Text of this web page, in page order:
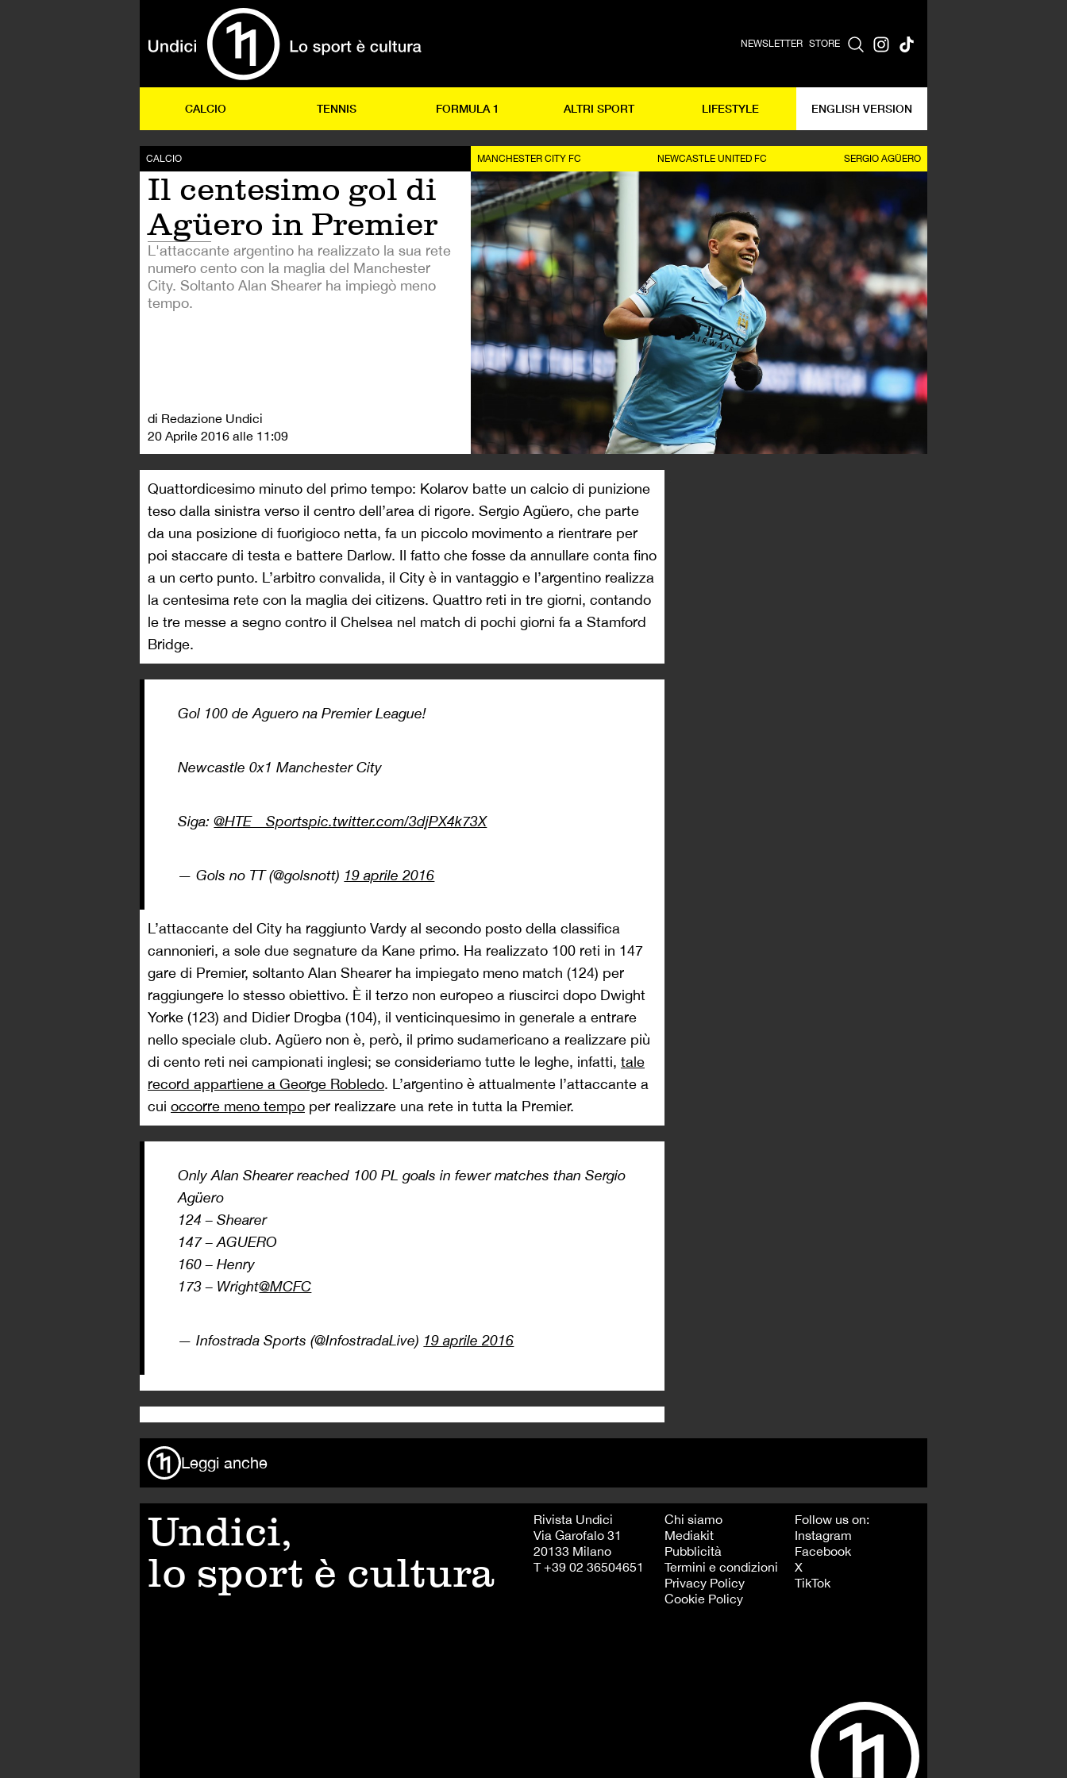
NEWSLETTER STORE
CALCIO TENNIS FORMULA 1 ALTRI SPORT LIFESTYLE ENGLISH VERSION
CALCIO
Il centesimo gol di
Agüero in Premier
L'attaccante argentino ha realizzato la sua rete
numero cento con la maglia del Manchester
City. Soltanto Alan Shearer ha impiegò meno
tempo.
di Redazione Undici
20 Aprile 2016 alle 11:09
MANCHESTER CITY FC NEWCASTLE UNITED FC SERGIO AGÜERO
Quattordicesimo minuto del primo tempo: Kolarov batte un calcio di punizione
teso dalla sinistra verso il centro dell’area di rigore. Sergio Agüero, che parte
da una posizione di fuorigioco netta, fa un piccolo movimento a rientrare per
poi staccare di testa e battere Darlow. Il fatto che fosse da annullare conta fino
a un certo punto. L’arbitro convalida, il City è in vantaggio e l’argentino realizza
la centesima rete con la maglia dei citizens. Quattro reti in tre giorni, contando
le tre messe a segno contro il Chelsea nel match di pochi giorni fa a Stamford
Bridge.
Gol 100 de Aguero na Premier League!
Newcastle 0x1 Manchester City
Siga:@HTE__Sportspic.twitter.com/3djPX4k73X
— Gols no TT (@golsnott) 19 aprile 2016
L’attaccante del City ha raggiunto Vardy al secondo posto della classifica
cannonieri, a sole due segnature da Kane primo. Ha realizzato 100 reti in 147
gare di Premier, soltanto Alan Shearer ha impiegato meno match (124) per
raggiungere lo stesso obiettivo. È il terzo non europeo a riuscirci dopo Dwight
Yorke (123) and Didier Drogba (104), il venticinquesimo in generale a entrare
nello speciale club. Agüero non è, però, il primo sudamericano a realizzare più
di cento reti nei campionati inglesi; se consideriamo tutte le leghe, infatti, tale
record appartiene a George Robledo. L’argentino è attualmente l’attaccante a
cui occorre meno tempo per realizzare una rete in tutta la Premier.
Only Alan Shearer reached 100 PL goals in fewer matches than Sergio
Agüero
124 – Shearer
147 – AGUERO
160 – Henry
173 – Wright@MCFC
— Infostrada Sports (@InfostradaLive) 19 aprile 2016
Leggi anche
Undici,
lo sport è cultura
Rivista Undici
Via Garofalo 31
20133 Milano
T +39 02 36504651
Chi siamo
Mediakit
Pubblicità
Termini e condizioni
Privacy Policy
Cookie Policy
Follow us on:
Instagram
Facebook
X
TikTok